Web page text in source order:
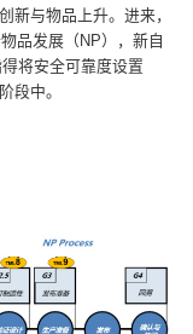
新与物品上升。进来，
品发展（NP），新自
将安全可靠度设置
段中。